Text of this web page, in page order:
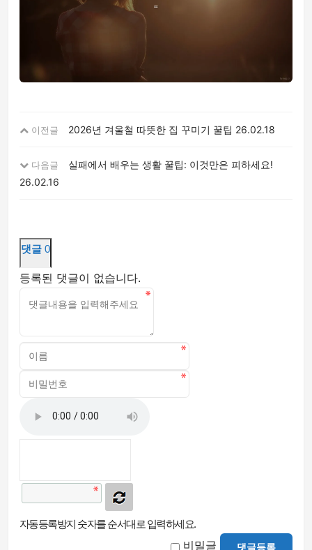
이전글 2026년 겨울철 따뜻한 집 꾸미기 꿀팁 26.02.18
다음글
실패에서 배우는 생활 꿀팁: 이것만은 피하세요!
26.02.16
댓글 0
등록된 댓글이 없습니다.
자동등록방지 숫자를 순서대로 입력하세요.
비밀글 댓글등록